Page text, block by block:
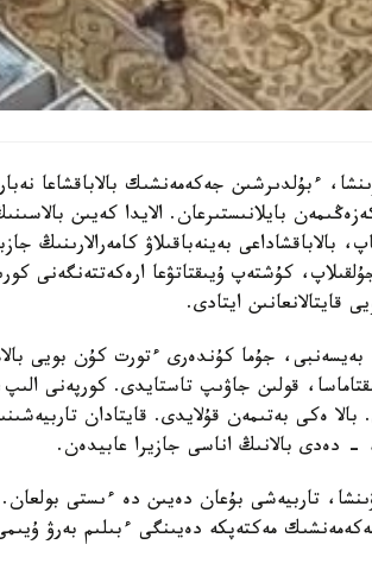
ءبۇلدىرشىن جەكەمەنشىك بالاباقشاعا
بايلانىستىرعان. الايدا كەيىن
بالاباقشاداعى بەينەباقىلاۋ كامەرالارىنىڭ
كۇشتەپ ۇيىقتاتۋعا ارەكەتتەنگەنى
قايتالانعانىن ايتادى.
جۇما كۇندەرى ءتورت كۇن بويى
قولىن جاۋىپ تاستايدى. كورپەنى
بالا ەكى بەتىمەن قۇلايدى. قايتادان
- دەدى بالانىڭ اناسى جازيرا عابيدەن.
تاربيەشى بۇعان دەيىن دە ءىستى
مەكتەپكە دەيىنگى ءبىلىم بەرۋ